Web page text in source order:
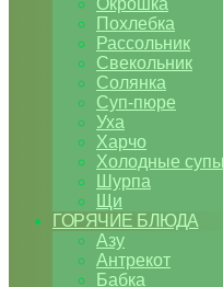
Окрошка
Похлебка
Рассольник
Свекольник
Солянка
Суп-пюре
Уха
Харчо
Холодные супы
Шурпа
Щи
ГОРЯЧИЕ БЛЮДА
Азу
Антрекот
Бабка